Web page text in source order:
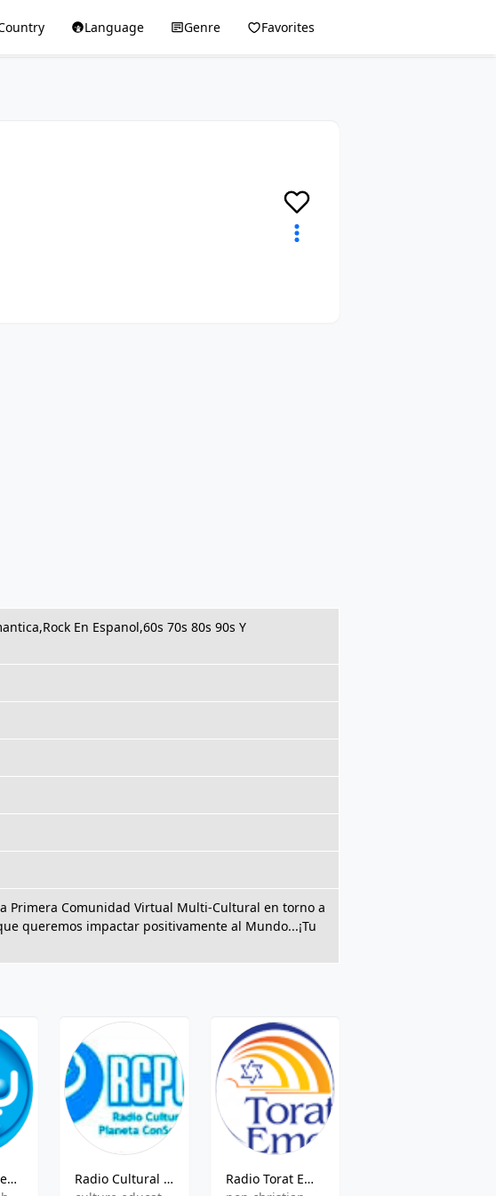
Language Genre Favorites
En Espanol,60s 70s 80s 90s Y
Primera Comunidad Virtual Multi-Cultural en torno a
queremos impactar positivamente al Mundo...¡Tu
BLU Radio Medellín HJD78 97.9 FM Medellin
Radio Cultural Planeta Conciencia
Radio Torat Emet